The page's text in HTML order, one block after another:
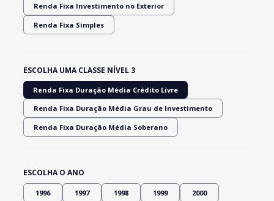
Renda Fixa Investimento no Exterior
Renda Fixa Simples
ESCOLHA UMA CLASSE NÍVEL 3
Renda Fixa Duração Média Crédito Livre
Renda Fixa Duração Média Grau de Investimento
Renda Fixa Duração Média Soberano
ESCOLHA O ANO
1996 1997 1998 1999 2000